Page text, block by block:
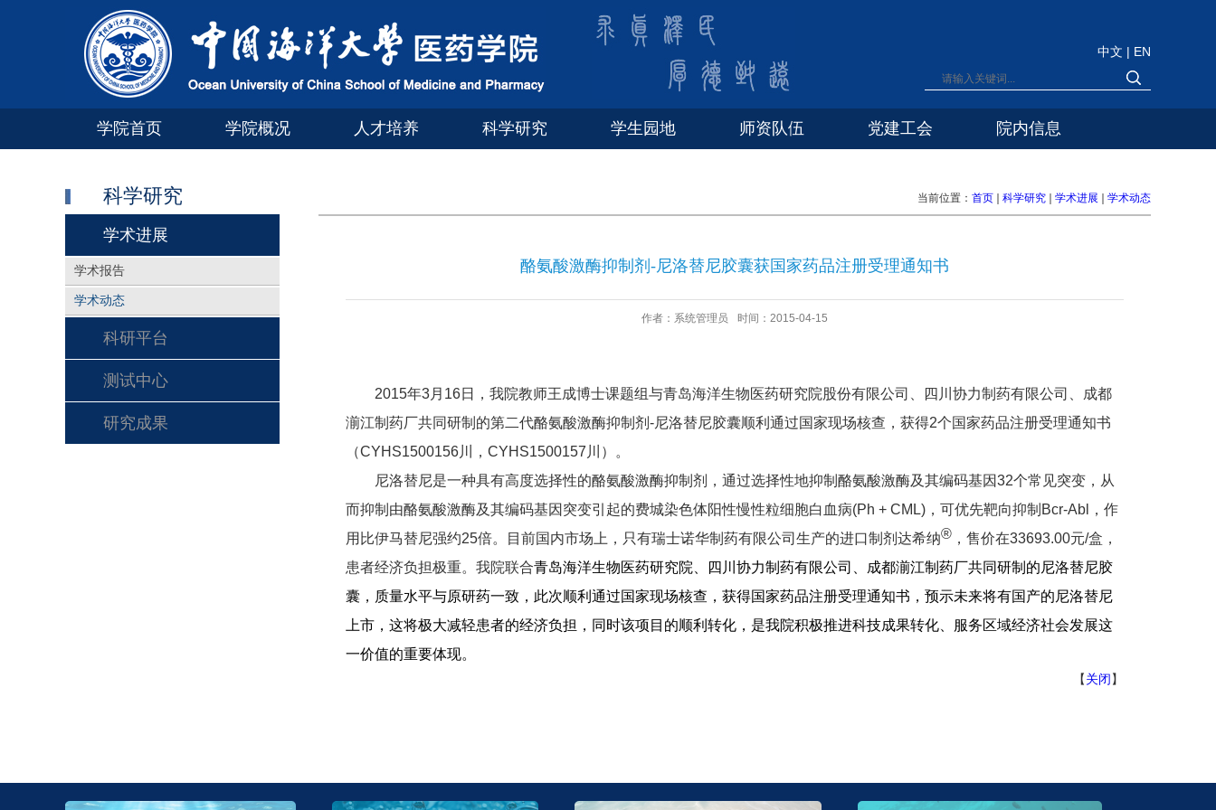
中文 | EN
学院首页 学院概况 人才培养 科学研究 学生园地 师资队伍 党建工会 院内信息
科学研究
学术进展
学术报告
学术动态
科研平台
测试中心
研究成果
当前位置： 首页 科学研究 学术进展 学术动态
酪氨酸激酶抑制剂-尼洛替尼胶囊获国家药品注册受理通知书
作者：系统管理员 时间：2015-04-15
2015年3月 16日，我院教师王成博士课题组与青岛海洋生物医药研究院股份有限公司、四川协力制药有限公司、成都
湔江制药厂共同研制的第二代酪氨酸激酶抑制剂 -尼洛替尼胶囊顺利通过国家现场核查，获得2个国家药品注册受理通知书
（CYHS1500156川， CYHS1500157 川）。
尼洛替尼是一种具有高度选择性的酪氨酸激酶抑制剂，通过选择性地抑制酪氨酸激酶及其编码基因32个常见突变，从
而抑制由酪氨酸激酶及其编码基因突变引起的费城染色体阳性慢性粒细胞白血病(Ph + CML) ，可优先靶向抑制 Bcr-Abl
，作
用比伊马替尼强约25倍。目前国内市场上，只有瑞士诺华制药有限公司生产的进口制剂达希纳® ，售价在33693.00元/盒，
患者经济负担极重。我院联合青岛海洋生物医药研究院、四川协力制药有限公司、成都湔江制药厂共同研制的尼洛替尼胶
囊，质量水平与原研药一致，此次顺利通过国家现场核查，获得国家药品注册受理通知书，预示未来将有国产的尼洛替尼
上市，这将极大减轻患者的经济负担，同时该项目的顺利转化，是我院积极推进科技成果转化、服务区域经济社会发展这
一价值的重要体现。
【关闭】